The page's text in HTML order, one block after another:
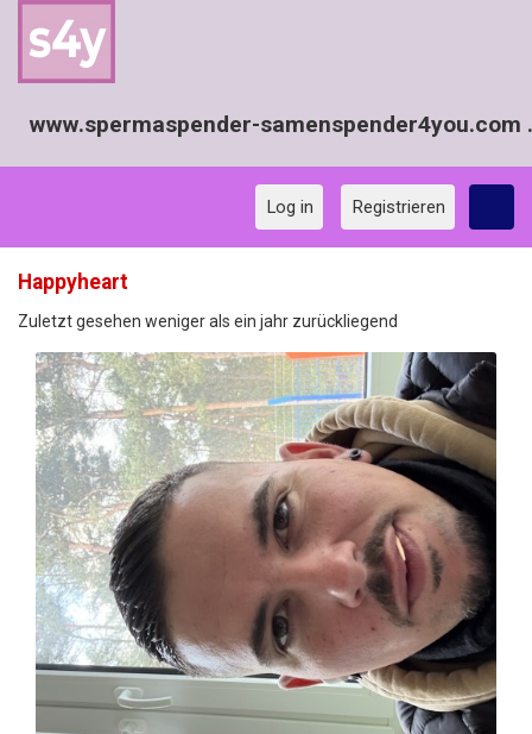
www.spermaspender-
Log in Registrieren
Happyheart
Zuletzt gesehen weniger als ein jahr zurückliegend